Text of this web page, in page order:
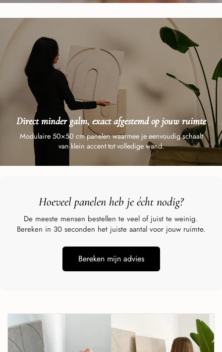
Direct minder galm, exact afgestemd op jouw ruimte
Modulaire 50×50 cm panelen waarmee je eenvoudig schaalt
van klein accent tot volledige wand.
Hoeveel panelen heb je écht nodig?
De meeste mensen bestellen te veel of juist te weinig.
Bereken in 30 seconden het juiste aantal voor jouw ruimte.
Bereken mijn advies